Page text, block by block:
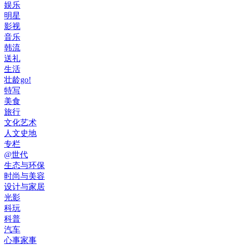
娱乐
明星
影视
音乐
韩流
送礼
生活
壮龄go!
特写
美食
旅行
文化艺术
人文史地
专栏
@世代
生态与环保
时尚与美容
设计与家居
光影
科玩
科普
汽车
心事家事